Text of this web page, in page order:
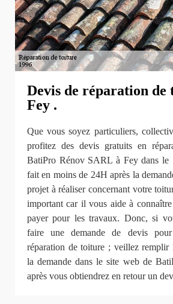
Devis de réparation de
Fey .
Que vous soyez particuliers,
profitez des devis gratuits en
BatiPro Rénov SARL à Fey dans le
fait en moins de 24H après la
projet à réaliser concernant votre
important car il vous aide à
payer pour les travaux. Donc, si
faire une demande de devis
réparation de toiture ; veillez remplir
la demande dans le site web de
après vous obtiendrez en retour un